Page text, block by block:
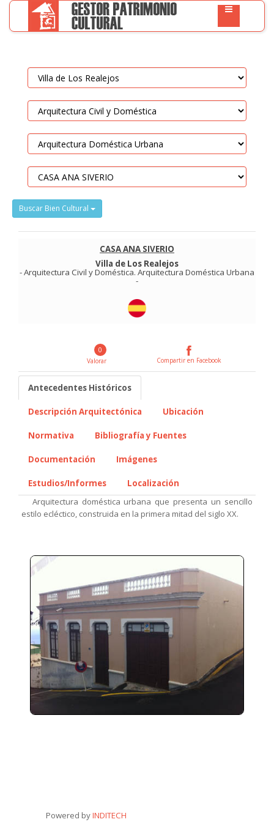
Buscar Bien Cultural
CASA ANA SIVERIO
Villa de Los Realejos
-Arquitectura Civil y Doméstica. Arquitectura Doméstica Urbana
-
0
Valorar
Compartir en Facebook
Antecedentes Históricos
Descripción Arquitectónica Ubicación
Normativa Bibliografía y Fuentes
Documentación Imágenes
Estudios/Informes
Localización
Arquitectura doméstica urbana que presenta un sencillo
estilo ecléctico, construida en la primera mitad del siglo XX.
Powered byINDITECH